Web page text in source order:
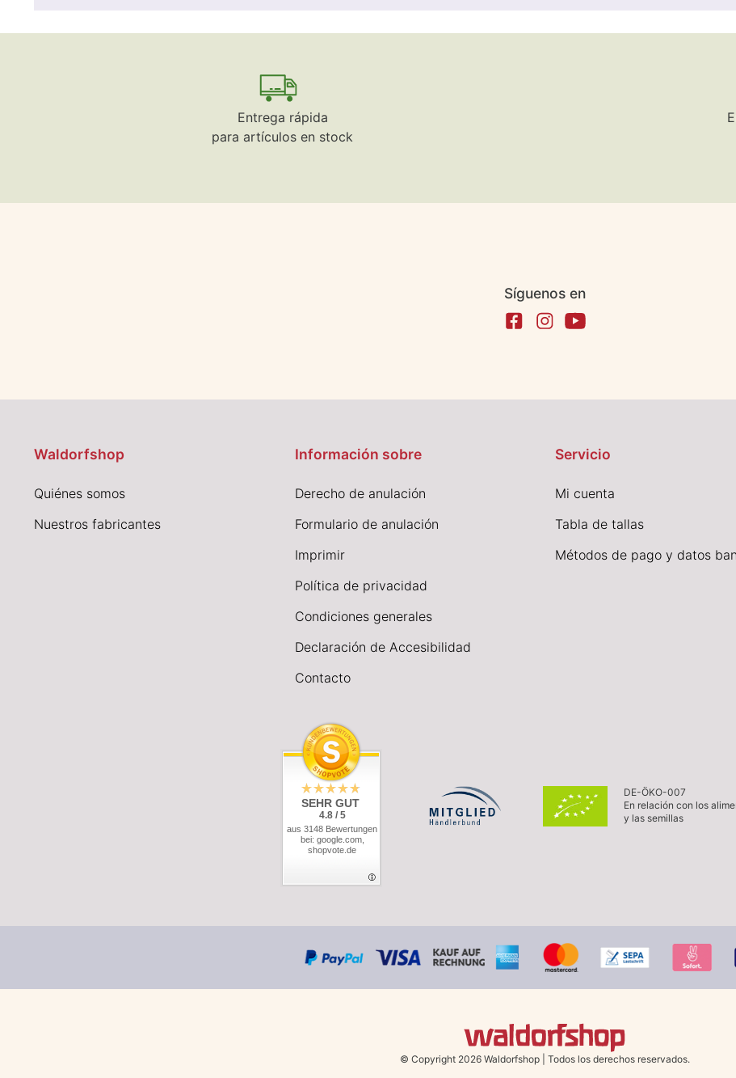
Entrega rápida
para artículos en stock
Síguenos en
Waldorfshop
Quiénes somos
Nuestros fabricantes
Información sobre
Derecho de anulación
Formulario de anulación
Imprimir
Política de privacidad
Condiciones generales
Declaración de Accesibilidad
Contacto
Servicio
Mi cuenta
Tabla de tallas
Métodos de pago y datos
SEHR GUT
4.8 / 5
aus 3148 Bewertungen
bei: google.com,
shopvote.de
DE-ÖKO-007
En relación con los
y las semillas
© Copyright 2026 Waldorfshop Todos los derechos reservados.